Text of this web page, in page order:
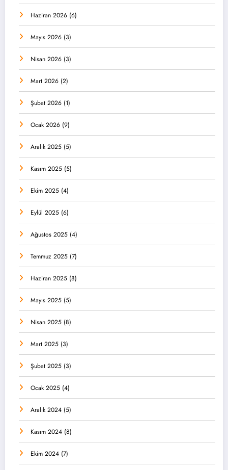
Haziran 2026 (6)
Mayıs 2026 (3)
Nisan 2026 (3)
Mart 2026 (2)
Şubat 2026 (1)
Ocak 2026 (9)
Aralık 2025 (5)
Kasım 2025 (5)
Ekim 2025 (4)
Eylül 2025 (6)
Ağustos 2025 (4)
Temmuz 2025 (7)
Haziran 2025 (8)
Mayıs 2025 (5)
Nisan 2025 (8)
Mart 2025 (3)
Şubat 2025 (3)
Ocak 2025 (4)
Aralık 2024 (5)
Kasım 2024 (8)
Ekim 2024 (7)